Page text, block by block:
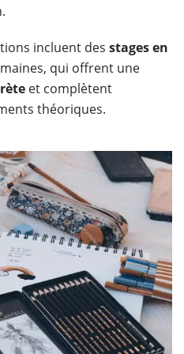
incluent des stages en
qui offrent une
et complètent
théoriques.​